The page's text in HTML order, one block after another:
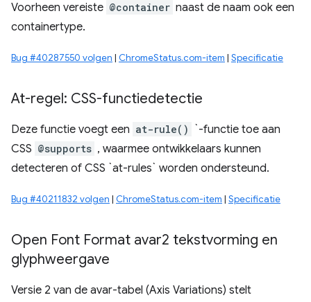
Voorheen vereiste @container naast de naam ook een
containertype.
Bug #40287550 volgen | ChromeStatus.com-item | Specificatie
At-regel: CSS-functiedetectie
Deze functie voegt een at-rule()
`-functie toe aan
CSS @supports , waarmee ontwikkelaars kunnen
detecteren of CSS `at-rules` worden ondersteund.
Bug #40211832 volgen | ChromeStatus.com-item | Specificatie
Open Font Format avar2 tekstvorming en
glyphweergave
Versie 2 van de avar-tabel (Axis Variations) stelt